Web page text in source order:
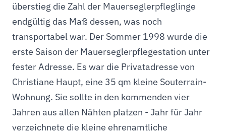
überstieg die Zahl der Mauerseglerpfleglinge
endgültig das Maß dessen, was noch
transportabel war. Der Sommer 1998 wurde die
erste Saison der Mauerseglerpflegestation unter
fester Adresse. Es war die Privatadresse von
Christiane Haupt, eine 35 qm kleine Souterrain-
Wohnung. Sie sollte in den kommenden vier
Jahren aus allen Nähten platzen - Jahr für Jahr
verzeichnete die kleine ehrenamtliche